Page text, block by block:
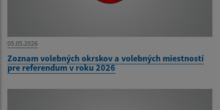
05.05.2026
Zoznam volebných okrskov a volebných miestností
pre referendum v roku 2026